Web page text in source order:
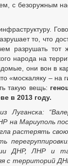
с безоружным
то, что
разрушать
народа на
они вон в
«москаляку – на
такую вещь:
в 2013 году.
Луганска:
на Мариуполь
растерять
ДНР, ЛНР и
с территорий